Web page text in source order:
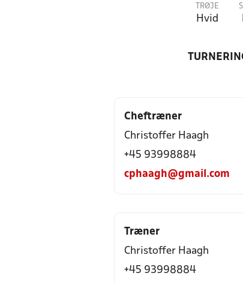
TRØJE
Hvid
Cheftræner
Christoffer Haagh
+45 93998884
cphaagh@gmail.com
Træner
Christoffer Haagh
+45 93998884